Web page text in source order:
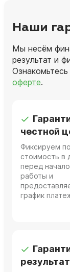
Наши
Мы несём
результат и
Ознакомьтесь
оферте.
честной
Фиксируем
стоимость в
перед
работы и
график